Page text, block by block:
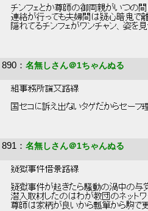
チンフェとか尊師の御両親がいつの
連絡が行っても夫婦間は疑心暗鬼で
隠れてるチンフェがワンチャン、姿
890 ： 名無しさん＠1ちゃんぬる
組事務所論文路線
国セコに訴え出ないタゲだからセーフ
891 ： 名無しさん＠1ちゃんぬる
疑獄事件借景路線
疑獄事件が起きたら騒動の渦中の与
潜入取材したのはわが教団のネット
尊師は家柄が良いから瓢箪から駒で